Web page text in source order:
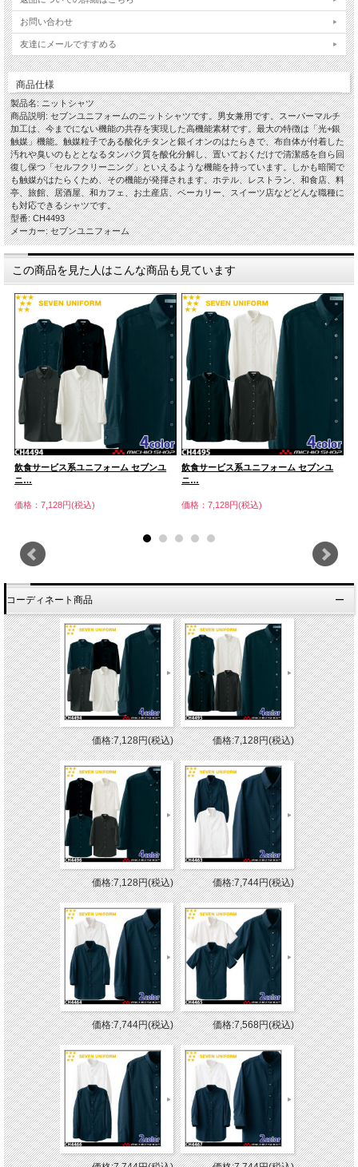
お問い合わせ
友達にメールですすめる
商品仕様
製品名: ニットシャツ
商品説明: セブンユニフォームのニットシャツです。男女兼用です。スーパーマルチ
加工は、今までにない機能の共存を実現した高機能素材です。最大の特徴は「光+銀
触媒」機能。触媒粒子である酸化チタンと銀イオンのはたらきで、布自体が付着した
汚れや臭いのもととなるタンパク質を酸化分解し、置いておくだけで清潔感を自ら回
復し保つ「セルフクリーニング」といえるような機能を持っています。しかも暗闇で
も触媒がはたらくため、その機能が発揮されます。ホテル、レストラン、和食店、料
亭、旅館、居酒屋、和カフェ、お土産店、ベーカリー、スイーツ店などどんな職種に
も対応できるシャツです。
型番: CH4493
メーカー: セブンユニフォーム
この商品を見た人はこんな商品も見ています
飲食サービス系ユニフォーム セブンユ
ニ…
価格：7,128円(税込)
飲食サービス系ユニフォーム セブンユ
ニ…
価格：7,128円(税込)
コーディネート商品
価格:7,128円(税込) 価格:7,128円(税込)
価格:7,128円(税込) 価格:7,744円(税込)
価格:7,744円(税込) 価格:7,568円(税込)